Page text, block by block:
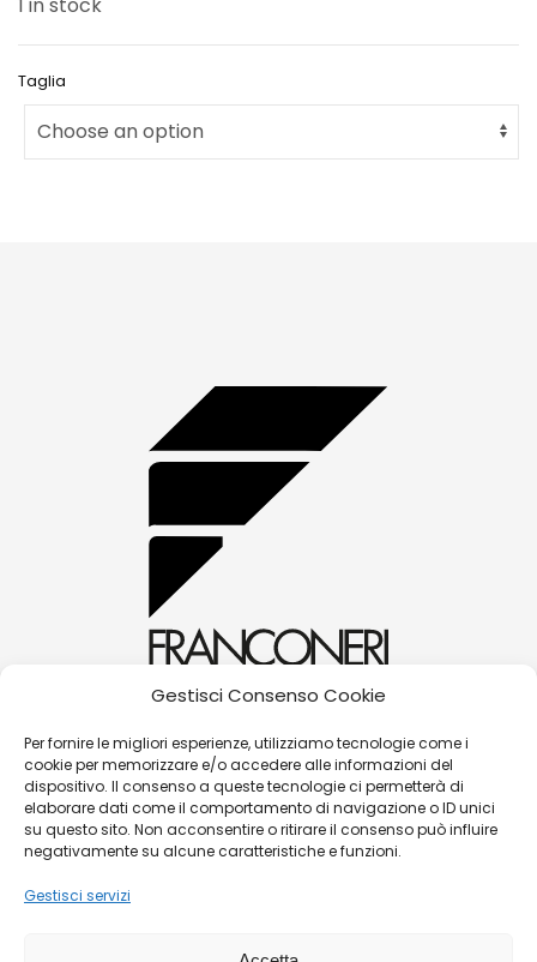
Gestisci Consenso Cookie
Per fornire le migliori esperienze, utilizziamo tecnologie come i
cookie per memorizzare e/o accedere alle informazioni del
dispositivo. Il consenso a queste tecnologie ci permetterà di
elaborare dati come il comportamento di navigazione o ID unici
su questo sito. Non acconsentire o ritirare il consenso può influire
negativamente su alcune caratteristiche e funzioni.
Gestisci servizi
Taglia
(+39) 0572 70087
Corso Matteotti, 31 - 51016 - Montecatini Terme
(PT)